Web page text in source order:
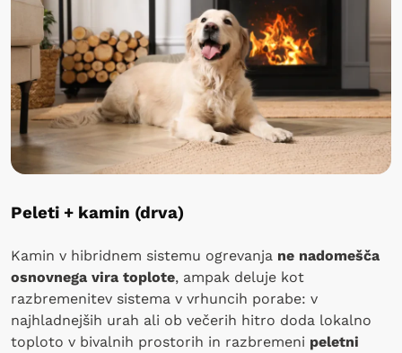
Peleti + kamin (drva)
Kamin v hibridnem sistemu ogrevanja ne nadomešča
osnovnega vira toplote, ampak deluje kot
razbremenitev sistema v vrhuncih porabe: v
najhladnejših urah ali ob večerih hitro doda lokalno
toploto v bivalnih prostorih in razbremeni peletni